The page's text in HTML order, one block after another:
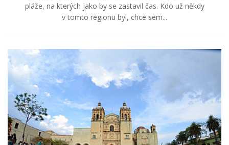
pláže, na kterých jako by se zastavil čas. Kdo už někdy
v tomto regionu byl, chce sem...